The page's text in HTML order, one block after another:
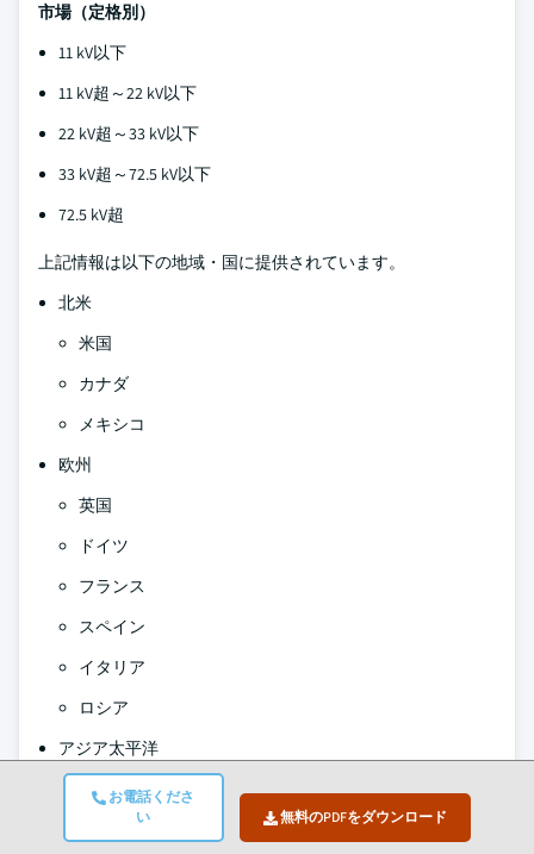
お電話くださ
い
無料のPDFをダウンロード
市場（定格別）
11 kV以下
11 kV超～22 kV以下
22 kV超～33 kV以下
33 kV超～72.5 kV以下
72.5 kV超
上記情報は以下の地域・国に提供されています。
北米
米国
カナダ
メキシコ
欧州
英国
ドイツ
フランス
スペイン
イタリア
ロシア
アジア太平洋
中国